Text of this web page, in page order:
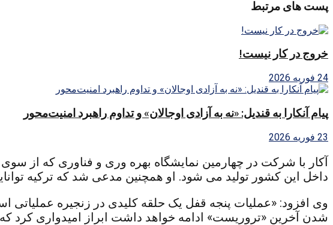
پست های مرتبط
خروج در کار نیست!
24 فوریه 2026
پیام آنکارا به قندیل: «نه به آزادی اوجالان» و تداوم راهبرد امنیت‌محور
23 فوریه 2026
داخل این کشور تولید می شود. او همچنین مدعی شد که ترکیه
وی افزود: «عملیات پنجه قفل یک حلقه کلیدی در زنجیره عملیاتی
شدن آخرین «تروریست» ادامه خواهد داشت ابراز امیدواری کرد